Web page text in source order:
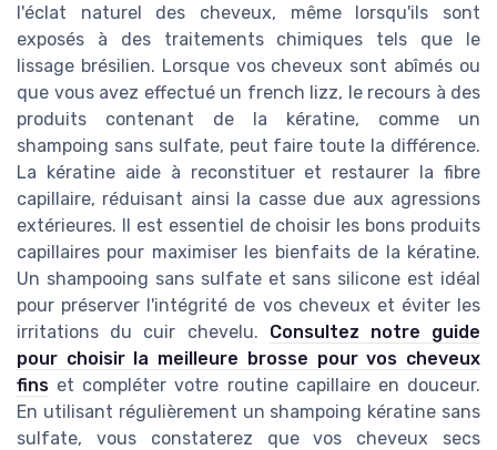
l'éclat naturel des cheveux, même lorsqu'ils sont
exposés à des traitements chimiques tels que le
lissage brésilien. Lorsque vos cheveux sont abîmés ou
que vous avez effectué un french lizz, le recours à des
produits contenant de la kératine, comme un
shampoing sans sulfate, peut faire toute la différence.
La kératine aide à reconstituer et restaurer la fibre
capillaire, réduisant ainsi la casse due aux agressions
extérieures. Il est essentiel de choisir les bons produits
capillaires pour maximiser les bienfaits de la kératine.
Un shampooing sans sulfate et sans silicone est idéal
pour préserver l'intégrité de vos cheveux et éviter les
irritations du cuir chevelu. Consultez notre guide
pour choisir la meilleure brosse pour vos cheveux
fins et compléter votre routine capillaire en douceur.
En utilisant régulièrement un shampoing kératine sans
sulfate, vous constaterez que vos cheveux secs